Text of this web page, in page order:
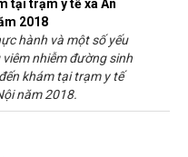
tại trạm y tế xã An
2018
hành và một số yếu
nhiễm đường sinh
khám tại trạm y tế
năm 2018.